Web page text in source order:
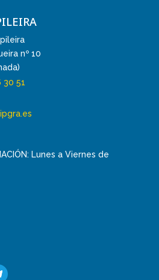
nº 10
30 51
Lunes a Viernes de